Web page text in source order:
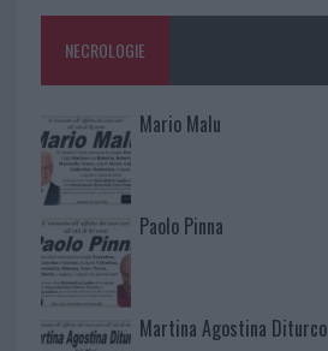
NECROLOGIE
Mario Malu
Paolo Pinna
Martina Agostina Diturco